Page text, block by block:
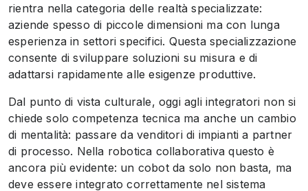
rientra nella categoria delle realtà specializzate:
aziende spesso di piccole dimensioni ma con lunga
esperienza in settori specifici. Questa specializzazione
consente di sviluppare soluzioni su misura e di
adattarsi rapidamente alle esigenze produttive.
Dal punto di vista culturale, oggi agli integratori non si
chiede solo competenza tecnica ma anche un cambio
di mentalità: passare da venditori di impianti a partner
di processo. Nella robotica collaborativa questo è
ancora più evidente: un cobot da solo non basta, ma
deve essere integrato correttamente nel sistema